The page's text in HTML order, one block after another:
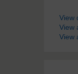
Blocs
View
View
View